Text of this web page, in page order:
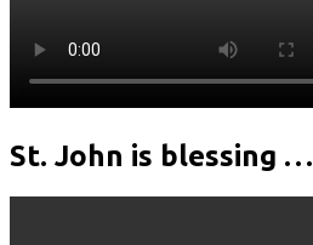
St. John is blessing …